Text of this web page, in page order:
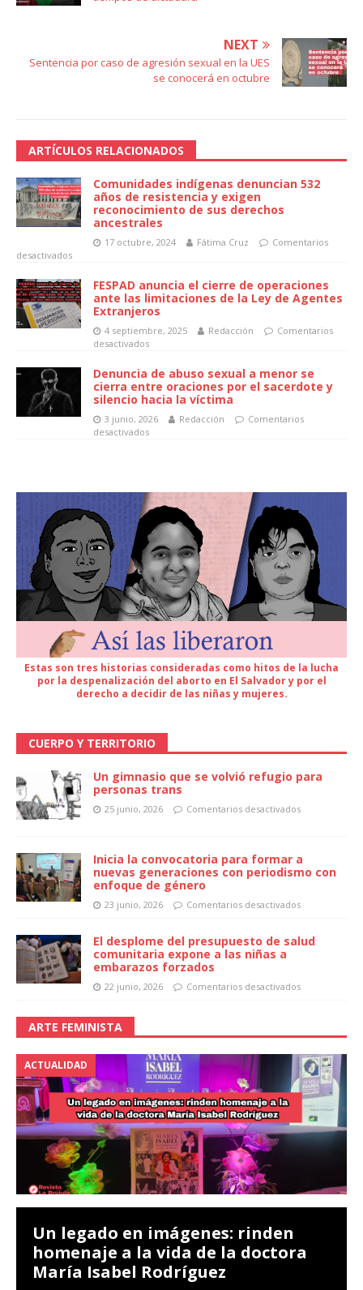
NEXT
Sentencia por caso de agresión sexual en la UES
se conocerá en octubre
ARTÍCULOS RELACIONADOS
Comunidades indígenas denuncian 532
años de resistencia y exigen
reconocimiento de sus derechos
ancestrales
17 octubre, 2024 Fátima Cruz
Comentarios
desactivados
FESPAD anuncia el cierre de operaciones
ante las limitaciones de la Ley de Agentes
Extranjeros
4 septiembre, 2025 Redacción
Comentarios
desactivados
Denuncia de abuso sexual a menor se
cierra entre oraciones por el sacerdote y
silencio hacia la víctima
3 junio, 2026 Redacción
Comentarios
desactivados
Estas son tres historias consideradas como hitos de la lucha
por la despenalización del aborto en El Salvador y por el
derecho a decidir de las niñas y mujeres.
CUERPO Y TERRITORIO
Un gimnasio que se volvió refugio para
personas trans
25 junio, 2026 Comentarios desactivados
Inicia la convocatoria para formar a
nuevas generaciones con periodismo con
enfoque de género
23 junio, 2026 Comentarios desactivados
El desplome del presupuesto de salud
comunitaria expone a las niñas a
embarazos forzados
22 junio, 2026 Comentarios desactivados
ARTE FEMINISTA
ACTUALIDAD
Un legado en imágenes: rinden
homenaje a la vida de la doctora
María Isabel Rodríguez